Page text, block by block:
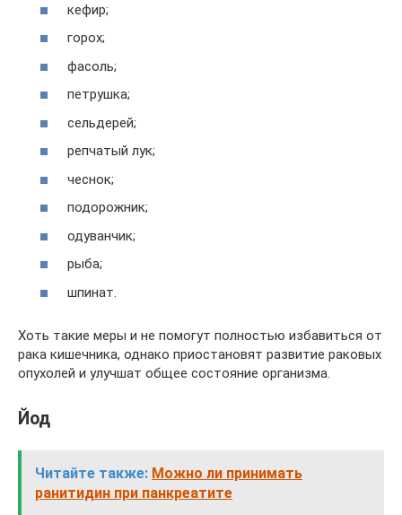
кефир;
горох;
фасоль;
петрушка;
сельдерей;
репчатый лук;
чеснок;
подорожник;
одуванчик;
рыба;
шпинат.
Хоть такие меры и не помогут полностью избавиться от
рака кишечника, однако приостановят развитие раковых
опухолей и улучшат общее состояние организма.
Йод
Читайте также: Можно ли принимать
ранитидин при панкреатите